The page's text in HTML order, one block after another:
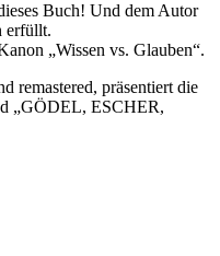
Buch! Und dem Autor
erfüllt.
„Wissen vs. Glauben“.
remastered, präsentiert die
„GÖDEL, ESCHER,